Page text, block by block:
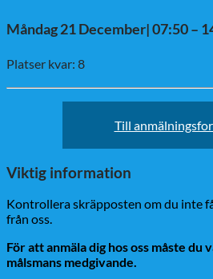
Måndag 21 December| 07:50 –
Platser kvar: 8
Till
Viktig information
Kontrollera skräpposten om du inte
från oss.
För att anmäla dig hos oss måste du
målsmans medgivande.